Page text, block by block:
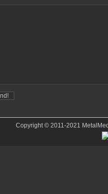
Copyright © 2011-2021